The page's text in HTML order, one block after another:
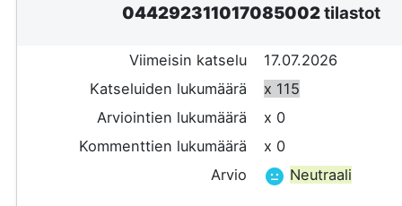
044292311017085002tilastot
Viimeisin katselu
17.07.2026
Katseluiden lukumäärä
x 115
Arviointien lukumäärä
x 0
Kommenttien lukumäärä
x 0
Arvio
Neutraali